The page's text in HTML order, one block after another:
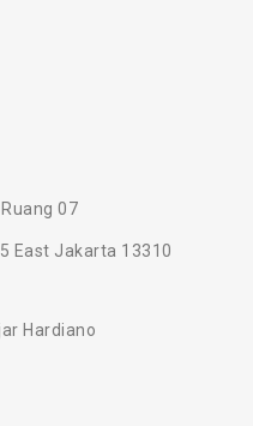
07
East Jakarta 13310
Hardiano